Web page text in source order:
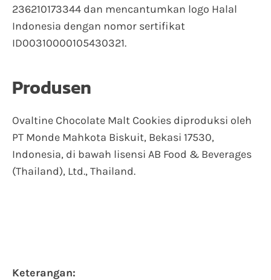
236210173344 dan mencantumkan logo Halal
Indonesia dengan nomor sertifikat
ID00310000105430321.
Produsen
Ovaltine Chocolate Malt Cookies diproduksi oleh
PT Monde Mahkota Biskuit, Bekasi 17530,
Indonesia, di bawah lisensi AB Food & Beverages
(Thailand), Ltd., Thailand.
Keterangan: